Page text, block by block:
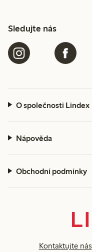
Sledujte nás
O společnosti Lindex
Nápověda
Obchodní podmínky
Kontaktujte nás